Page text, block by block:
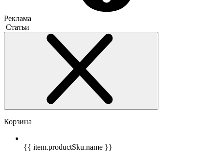
Реклама
Статьи
Корзина
{{ item.productSku.name }}